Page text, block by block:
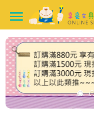
menu